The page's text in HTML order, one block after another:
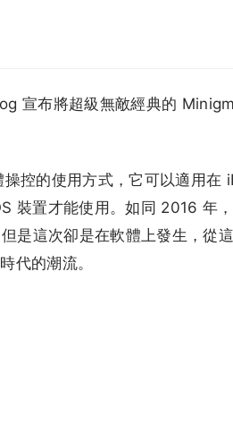
宣布將超級無敵經典的
控的使用方式，它可以適用在
裝置才能使用。如同 2016 年
是這次卻是在軟體上發生，從
代的潮流。